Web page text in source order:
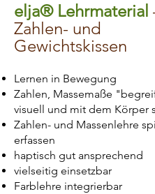
elja® Lehrmaterial
Zahlen- und
Gewichtskissen
Lernen in Bewegung
Zahlen, Massemaße
visuell und mit dem Körper
Zahlen- und Massenlehre
erfassen
haptisch gut ansprechend
vielseitig einsetzbar
Farblehre integrierbar